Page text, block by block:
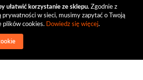
ułatwić korzystanie ze sklepu. Zgodnie z
w sieci, musimy zapytać o Twoją
plików cookies. Dowiedz się więcej.